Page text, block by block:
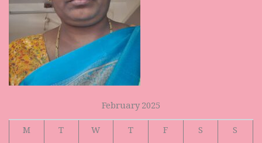
February 2025
M
T W T F S
S